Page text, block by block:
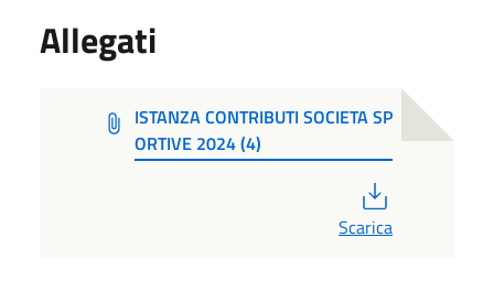
Allegati
ISTANZA CONTRIBUTI SOCIETA SP
ORTIVE 2024 (4)
Scarica